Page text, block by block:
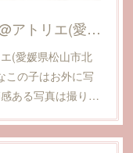
【募集】ミモザと春の撮影会@アトリエ(愛媛県松山市北久米)
(愛媛県松山市北
の子はお外に写
ある写真は撮り…